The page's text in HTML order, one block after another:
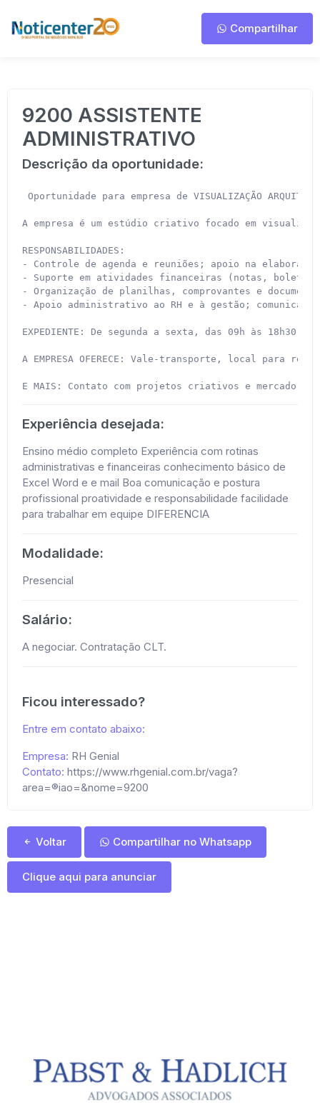
Compartilhar
9200 ASSISTENTE
ADMINISTRATIVO
Descrição da oportunidade:
Oportunidade para empresa de VISUALIZAÇÃO
A empresa é um estúdio criativo focado em
RESPONSABILIDADES:
- Controle de agenda e reuniões; apoio na
- Suporte em atividades financeiras (notas, boletos,
- Organização de planilhas, comprovantes e
- Apoio administrativo ao RH e à gestão;
EXPEDIENTE: De segunda a sexta, das 09h às 18h30
A EMPRESA OFERECE: Vale-transporte, local para
E MAIS: Contato com projetos criativos e mercado
Experiência desejada:
Ensino médio completo Experiência com rotinas
administrativas e financeiras conhecimento básico de
Excel Word e e mail Boa comunicação e postura
profissional proatividade e responsabilidade facilidade
para trabalhar em equipe DIFERENCIA
Modalidade:
Presencial
Salário:
A negociar. Contratação CLT.
Ficou interessado?
Entre em contato abaixo:
Empresa: RH Genial
Contato: https://www.rhgenial.com.br/vaga?
area=®iao=&nome=9200
Voltar Compartilhar no Whatsapp
Clique aqui para anunciar